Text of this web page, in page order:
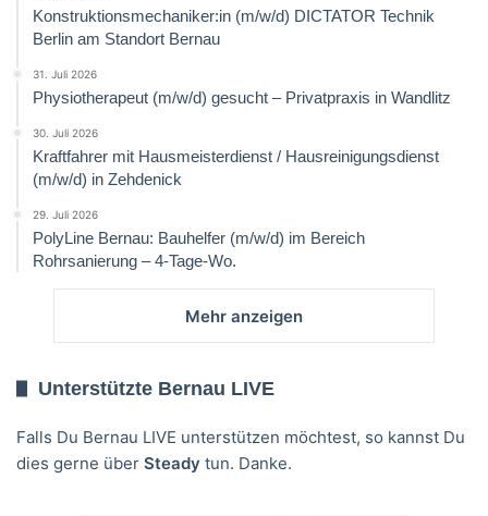
Konstruktionsmechaniker:in (m/w/d) DICTATOR Technik
Berlin am Standort Bernau
31. Juli 2026
Physiotherapeut (m/w/d) gesucht – Privatpraxis in Wandlitz
30. Juli 2026
Kraftfahrer mit Hausmeisterdienst / Hausreinigungsdienst
(m/w/d) in Zehdenick
29. Juli 2026
PolyLine Bernau: Bauhelfer (m/w/d) im Bereich
Rohrsanierung – 4-Tage-Wo.
Mehr anzeigen
Unterstützte Bernau LIVE
Falls Du Bernau LIVE unterstützen möchtest, so kannst Du
dies gerne über Steady tun. Danke.